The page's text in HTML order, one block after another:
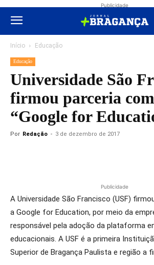
Publicidade
Início Educação
Educação
Universidade São
firmou parceria
“Google for
Por Redação - 3 de dezembro de 2017
Publicidade
A Universidade São Francisco (USF)
a Google for Education, por meio da
responsável pela adoção da plataforma
educacionais. A USF é a primeira
Superior de Bragança Paulista e região a